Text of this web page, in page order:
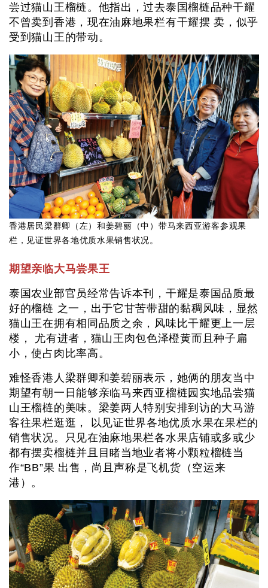
尝过猫山王榴梿。他指出，过去泰国榴梿品种干耀
不曾卖到香港，现在油麻地果栏有干耀摆 卖，似乎
受到猫山王的带动。
香港居民梁群卿（左）和姜碧丽（中）带马来西亚游客参观果
栏，见证世界各地优质水果销售状况。
期望亲临大马尝果王
泰国农业部官员经常告诉本刊，干耀是泰国品质最
好的榴梿 之一，出于它甘苦带甜的黏稠风味，显然
猫山王在拥有相同品质之余，风味比干耀更上一层
楼， 尤有进者，猫山王肉包色泽橙黄而且种子扁
小，使占肉比率高。
难怪香港人梁群卿和姜碧丽表示，她俩的朋友当中
期望有朝一日能够亲临马来西亚榴梿园实地品尝猫
山王榴梿的美味。梁姜两人特别安排到访的大马游
客往果栏逛逛， 以见证世界各地优质水果在果栏的
销售状况。只见在油麻地果栏各水果店铺或多或少
都有摆卖榴梿并且目睹当地业者将小颗粒榴梿当
作“BB”果 出售，尚且声称是飞机货（空运来
港）。